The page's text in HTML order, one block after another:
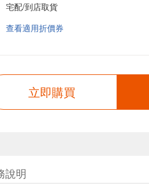
宅配/到店取貨
查看適用折價券
立即購買
說明